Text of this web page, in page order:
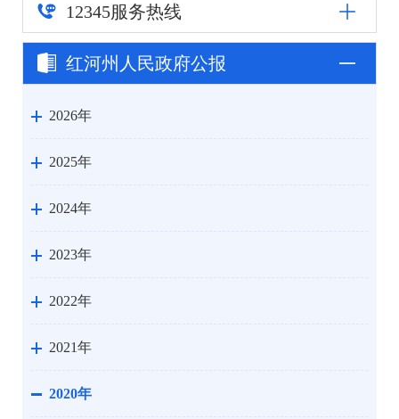
12345服务热线
红河州人民政府公报
2026年
2025年
2024年
2023年
2022年
2021年
2020年